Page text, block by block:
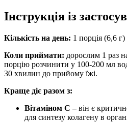
Інструкція із
Кількість на день: 1 порція (6,6 г)
Коли приймати: дорослим 1 раз
порцію розчинити у 100-200 мл
30 хвилин до прийому їжі.
Краще діє разом з:
Вітаміном С –він є
для синтезу колагену в